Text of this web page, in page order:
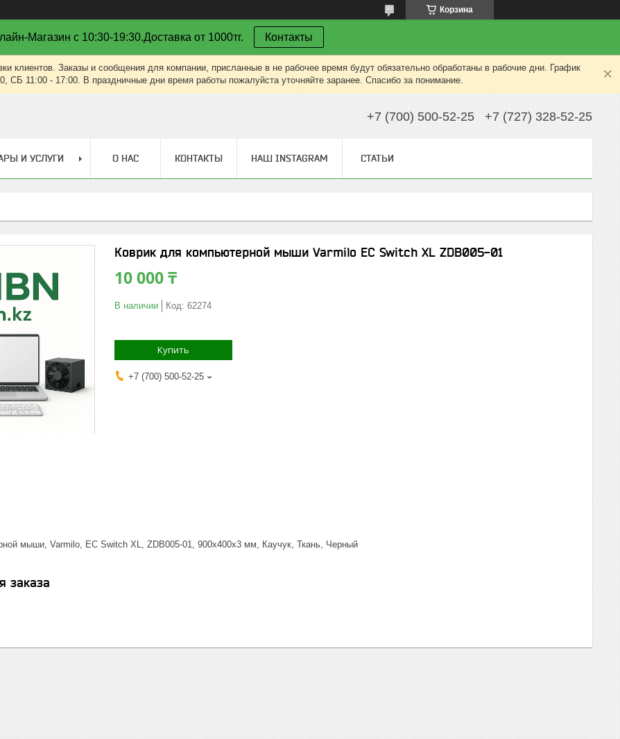
Корзина
Магазин с 10:30-19:30.Доставка от 1000тг. Контакты
клиентов. Заказы и сообщения для компании, присланные в не рабочее время будут обязательно обработаны в рабочие дни. График
СБ 11:00 - 17:00. В праздничные дни время работы пожалуйста уточняйте заранее. Спасибо за понимание.
+7 (700) 500-52-25 +7 (727) 328-52-25
И УСЛУГИ О НАС КОНТАКТЫ НАШ INSTAGRAM СТАТЬИ
Коврик для компьютерной мыши Varmilo EC Switch XL ZDB005-01
10 000 ₸
В наличии Код: 62274
Купить
+7 (700) 500-52-25
мыши, Varmilo, EC Switch XL, ZDB005-01, 900х400х3 мм, Каучук, Ткань, Черный
заказа